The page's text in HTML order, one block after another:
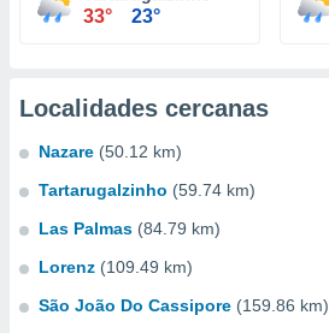
33° 23°
Localidades cercanas
Nazare (50.12 km)
Tartarugalzinho (59.74 km)
Las Palmas (84.79 km)
Lorenz (109.49 km)
São João Do Cassipore (159.86 km)